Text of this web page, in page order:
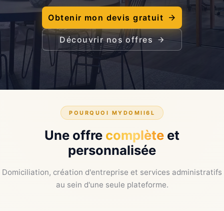
Obtenir mon devis gratuit
Découvrir nos offres
POURQUOI MYDOMII6L
Une offre complète et
personnalisée
Domiciliation, création d'entreprise et services administratifs
au sein d'une seule plateforme.